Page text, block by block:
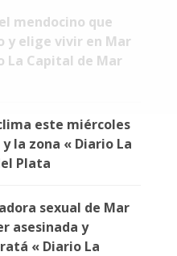
mendocino que
y elige vivir en Mar
La Capital de Mar
este miércoles
la zona « Diario La
Plata
sexual de Mar
asesinada y
« Diario La